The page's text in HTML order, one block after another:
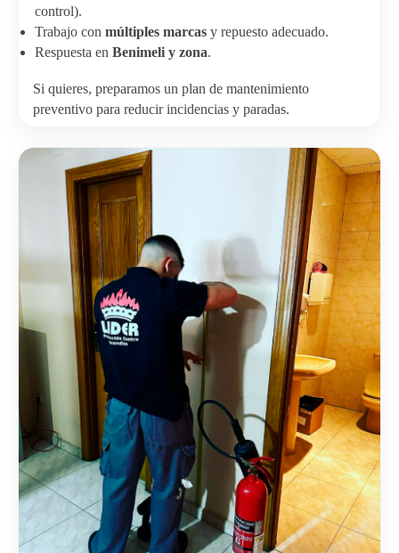
control).
Trabajo con múltiples marcas y repuesto adecuado.
Respuesta en Benimeli y zona.
Si quieres, preparamos un plan de mantenimiento
preventivo para reducir incidencias y paradas.